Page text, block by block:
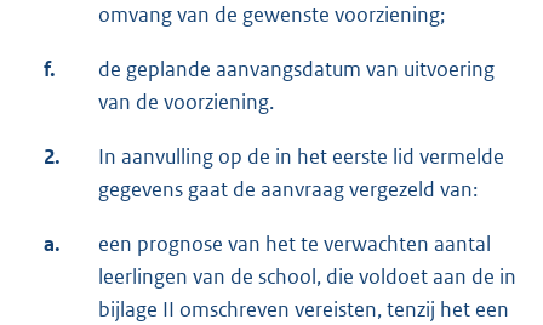
omvang van de gewenste voorziening;
f.
de geplande aanvangsdatum van uitvoering
van de voorziening.
2.
In aanvulling op de in het eerste lid vermelde
gegevens gaat de aanvraag vergezeld van:
a.
een prognose van het te verwachten aantal
leerlingen van de school, die voldoet aan de in
bijlage II omschreven vereisten, tenzij het een